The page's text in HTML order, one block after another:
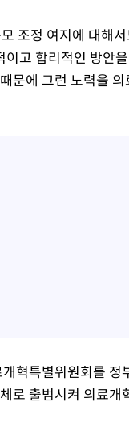
조정 여지에 대해
고 합리적인 방안
문에 그런 노력을
혁특별위원회를
로 출범시켜 의료